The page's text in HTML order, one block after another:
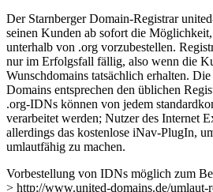
Der Starnberger Domain-Registrar
seinen Kunden ab sofort die
unterhalb von .org vorzubestellen.
nur im Erfolgsfall fällig, also wenn die
Wunschdomains tatsächlich erhalten.
Domains entsprechen den üblichen
.org-IDNs können von jedem
verarbeitet werden; Nutzer des Internet
allerdings das kostenlose iNav-PlugIn,
umlautfähig zu machen.
Vorbestellung von IDNs möglich zum
> http://www.united-domains.de/umlaut-